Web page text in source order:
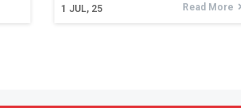
1 JUL, 25 Read More